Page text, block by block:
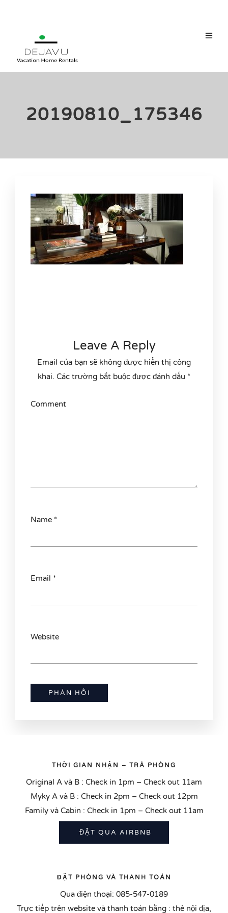
20190810_175346
Leave A Reply
Email của bạn sẽ không được hiển thị công
khai. Các trường bắt buộc được đánh dấu *
Comment
Name *
Email *
Website
THỜI GIAN NHẬN – TRẢ PHÒNG
Original A và B : Check in 1pm – Check out 11am
Myky A và B : Check in 2pm – Check out 12pm
Family và Cabin : Check in 1pm – Check out 11am
ĐẶT QUA AIRBNB
ĐẶT PHÒNG VÀ THANH TOÁN
Qua điện thoại: 085-547-0189
Trực tiếp trên website và thanh toán bằng : thẻ nội địa,